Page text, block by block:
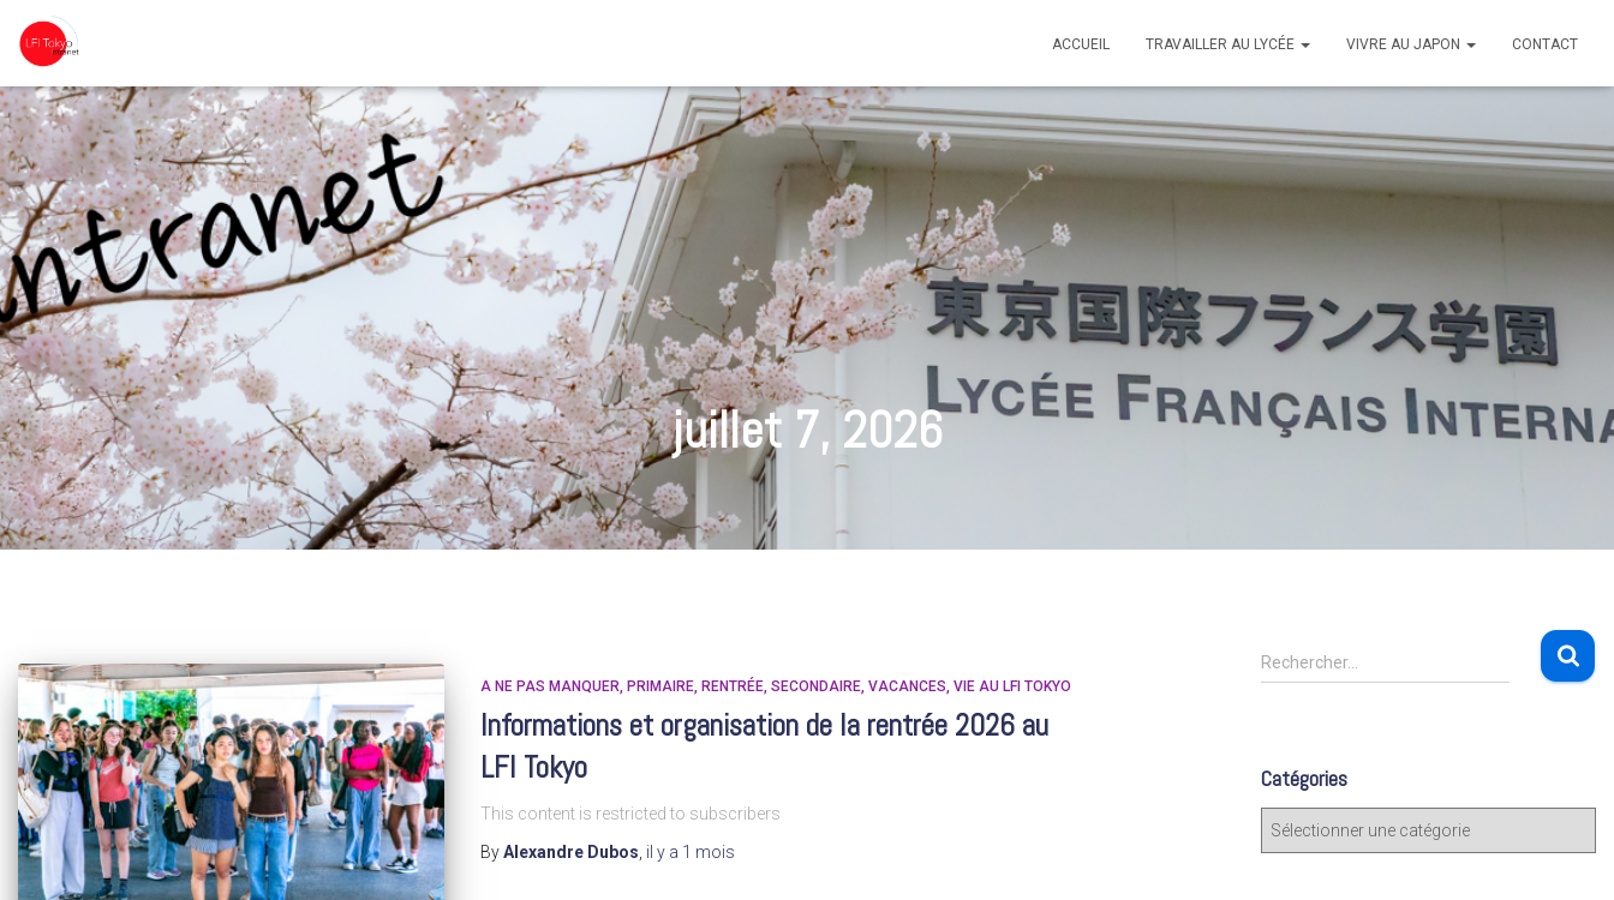
ACCUEIL TRAVAILLER AU LYCÉE VIVRE AU JAPON CONTACT
juillet 7, 2026
A NE PAS MANQUER PRIMAIRE RENTRÉE SECONDAIRE VACANCES VIE AU LFI TOKYO
Informations et organisation de la rentrée 2026 au
LFI Tokyo
This content is restricted to subscribers
ByAlexandre Dubos il y a 1 mois
R
e
r
c
Rechercher…
Catégories
C